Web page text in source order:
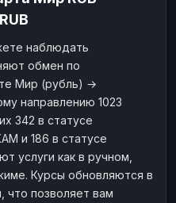
ЗК
WU
ДЕНЬГИ
Наличные
Наличные
наблюдать
обмен по
Мир (рубль) →
направлению 1023
342 в статусе
и 186 в статусе
услуги как в ручном,
Курсы обновляются в
что позволяет вам